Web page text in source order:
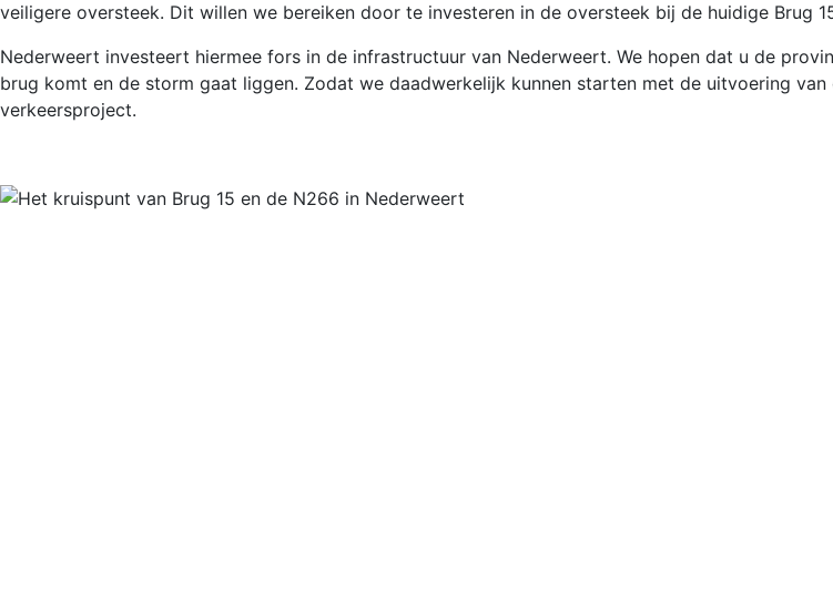
veiligere oversteek. Dit willen we bereiken door te investeren in de oversteek bij de huidige Brug
Nederweert investeert hiermee fors in de infrastructuur van Nederweert. We hopen dat u de
brug komt en de storm gaat liggen. Zodat we daadwerkelijk kunnen starten met de uitvoering van
verkeersproject.